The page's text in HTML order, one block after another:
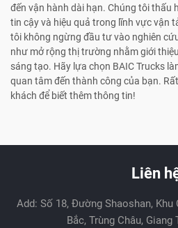
đến vận hành dài hạn. Chúng tôi thấu
tin cậy và hiệu quả trong lĩnh vực vận
tôi không ngừng đầu tư vào nghiên
như mở rộng thị trường nhằm giới
sáng tạo. Hãy lựa chọn BAIC Trucks
quan tâm đến thành công của bạn.
khách để biết thêm thông tin!
Liên
Add: Số 18, Đường Shaoshan, Khu
Bắc, Trùng Châu, Giang